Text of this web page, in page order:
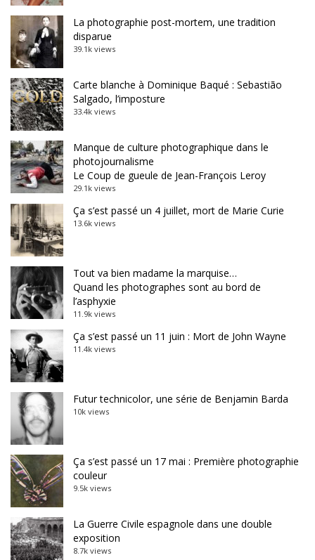
La photographie post-mortem, une tradition
disparue
39.1k views
Carte blanche à Dominique Baqué : Sebastião
Salgado, l’imposture
33.4k views
Manque de culture photographique dans le
photojournalisme
Le Coup de gueule de Jean-François Leroy
29.1k views
Ça s’est passé un 4 juillet, mort de Marie Curie
13.6k views
Tout va bien madame la marquise…
Quand les photographes sont au bord de
l’asphyxie
11.9k views
Ça s’est passé un 11 juin : Mort de John Wayne
11.4k views
Futur technicolor, une série de Benjamin Barda
10k views
Ça s’est passé un 17 mai : Première photographie
couleur
9.5k views
La Guerre Civile espagnole dans une double
exposition
8.7k views